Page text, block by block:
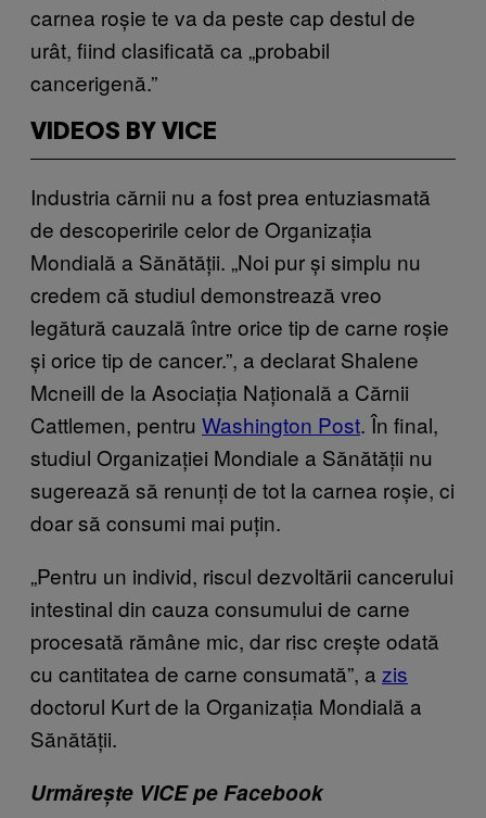
carnea roșie te va da peste cap destul de
urât, fiind clasificată ca „probabil
cancerigenă.”
VIDEOS BY VICE
Industria cărnii nu a fost prea entuziasmată
de descoperirile celor de Organizația
Mondială a Sănătății. „Noi pur și simplu nu
credem că studiul demonstrează vreo
legătură cauzală între orice tip de carne roșie
și orice tip de cancer.”, a declarat Shalene
Mcneill de la Asociația Națională a Cărnii
Cattlemen, pentru Washington Post. În final,
studiul Organizației Mondiale a Sănătății nu
sugerează să renunți de tot la carnea roșie, ci
doar să consumi mai puțin.
„Pentru un individ, riscul dezvoltării cancerului
intestinal din cauza consumului de carne
procesată rămâne mic, dar risc crește odată
cu cantitatea de carne consumată”, a zis
doctorul Kurt de la Organizația Mondială a
Sănătății.
Urmărește VICE pe Facebook